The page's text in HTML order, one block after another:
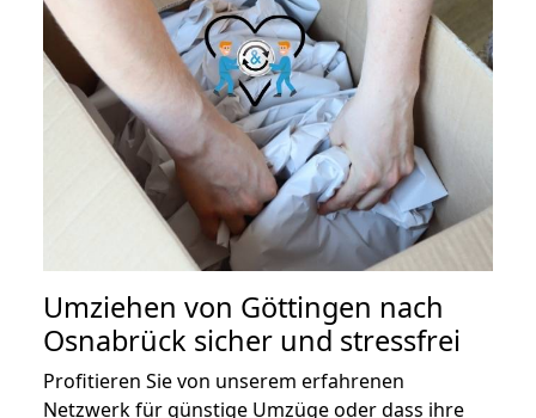
Umziehen von Göttingen nach
Osnabrück sicher und stressfrei
Profitieren Sie von unserem erfahrenen
Netzwerk für günstige Umzüge oder dass ihre